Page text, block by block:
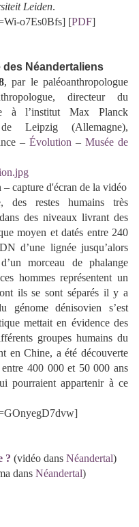
Leiden.
o7Es0Bfs] [PDF]
Néandertaliens
, par le paléoanthropologue
directeur du
à l’institut Max Planck
de Leipzig (Allemagne),
–Évolution –Musée de
capture d'écran de la vidéo
des restes humains très
des niveaux livrant des
moyen et datés entre 240
d’une lignée jusqu’alors
morceau de phalange
hommes représentent un
ils se sont séparés il y a
génome dénisovien s’est
mettait en évidence des
groupes humains du
en Chine, a été découverte
400 000 et 50 000 ans
pourraient appartenir à ce
? (vidéo dans Néandertal)
dans Néandertal)